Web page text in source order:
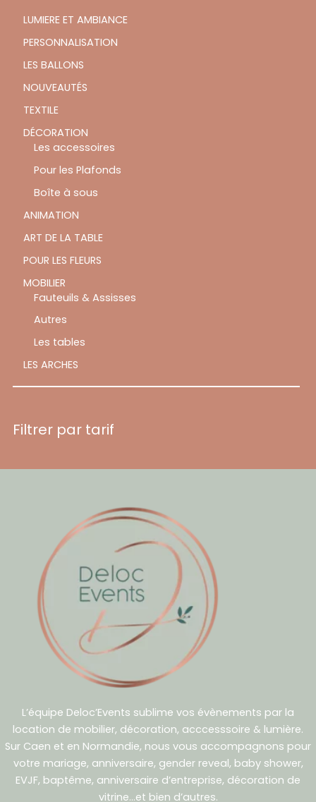
LUMIERE ET AMBIANCE
PERSONNALISATION
LES BALLONS
NOUVEAUTÉS
TEXTILE
DÉCORATION
Les accessoires
Pour les Plafonds
Boîte à sous
ANIMATION
ART DE LA TABLE
POUR LES FLEURS
MOBILIER
Fauteuils & Assisses
Autres
Les tables
LES ARCHES
Filtrer par tarif
L’équipe Deloc’Events sublime vos évènements par la
location de mobilier, décoration, acccesssoire & lumière.
Sur Caen et en Normandie, nous vous accompagnons pour
votre mariage, anniversaire, gender reveal, baby shower,
EVJF, baptême, anniversaire d’entreprise, décoration de
vitrine…et bien d’autres.